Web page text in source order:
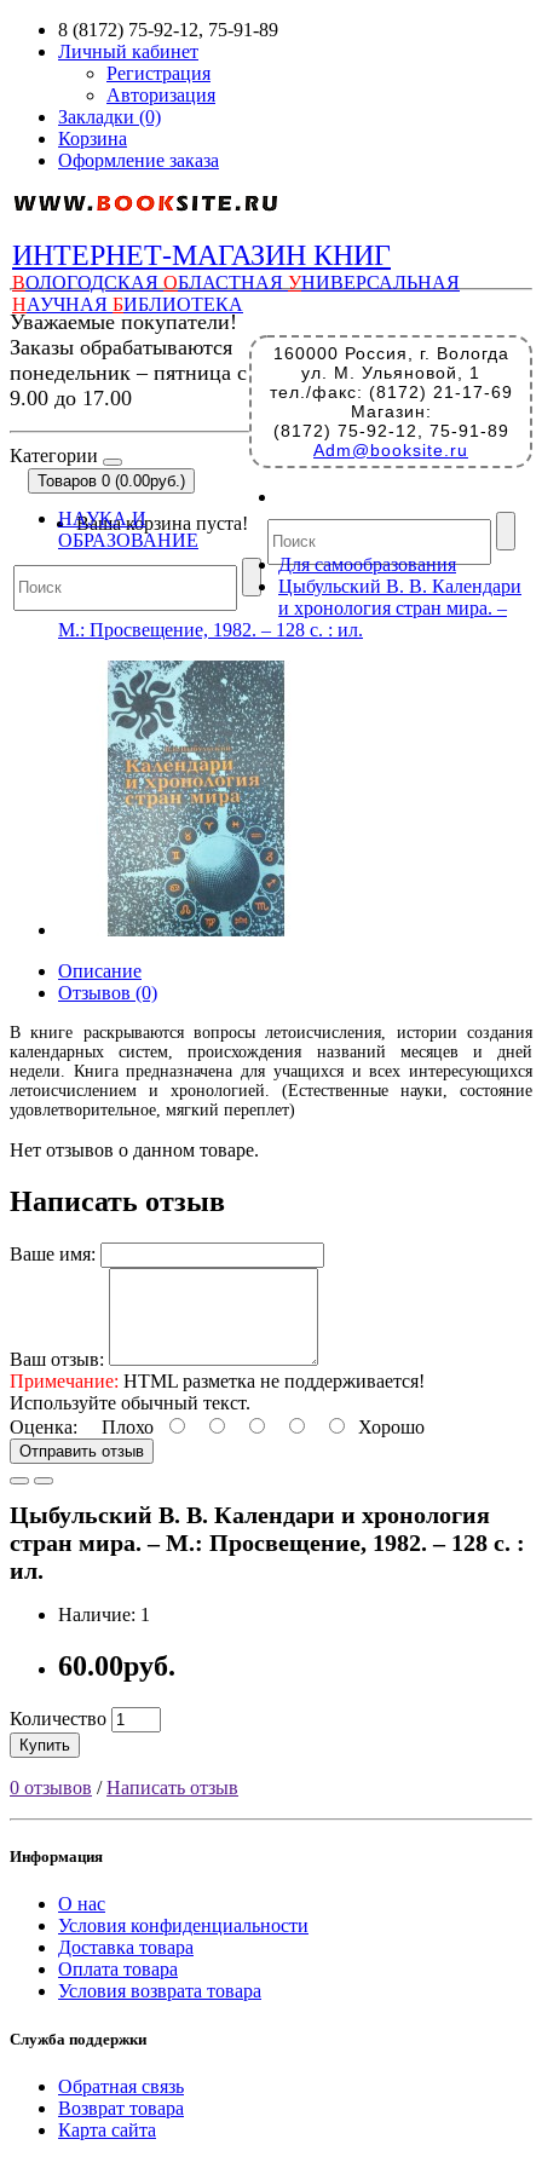
8 (8172) 75-92-12, 75-91-89
Личный кабинет
Регистрация
Авторизация
Закладки (0)
Корзина
Оформление заказа
ИНТЕРНЕТ-МАГАЗИН КНИГ
ВОЛОГОДСКАЯ ОБЛАСТНАЯ УНИВЕРСАЛЬНАЯ
НАУЧНАЯ БИБЛИОТЕКА
160000 Россия, г. Вологда
ул. М. Ульяновой, 1
тел./факс: (8172) 21-17-69
Магазин:
(8172) 75-92-12, 75-91-89
Adm@booksite.ru
Уважаемые покупатели!
Заказы обрабатываются
понедельник – пятница с
9.00 до 17.00
Категории
Товаров 0 (0.00руб.)
Ваша корзина пуста!
НАУКА И
ОБРАЗОВАНИЕ
Для самообразования
Цыбульский В. В. Календари
и хронология стран мира. –
М.: Просвещение, 1982. – 128 с. : ил.
Описание
Отзывов (0)
В книге раскрываются вопросы летоисчисления, истории создания
календарных систем, происхождения названий месяцев и дней
недели. Книга предназначена для учащихся и всех интересующихся
летоисчислением и хронологией. (Естественные науки, состояние
удовлетворительное, мягкий переплет)
Нет отзывов о данном товаре.
Написать отзыв
Ваше имя:
Ваш отзыв:
Примечание: HTML разметка не поддерживается!
Используйте обычный текст.
Оценка: Плохо Хорошо
Отправить отзыв
Цыбульский В. В. Календари и хронология
стран мира. – М.: Просвещение, 1982. – 128 с. :
ил.
Наличие: 1
60.00руб.
Количество
Купить
0 отзывов /Написать отзыв
Информация
О нас
Условия конфиденциальности
Доставка товара
Оплата товара
Условия возврата товара
Служба поддержки
Обратная связь
Возврат товара
Карта сайта